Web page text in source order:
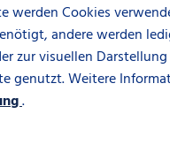
werden Cookies
andere werden
zur visuellen
genutzt. Weitere
.